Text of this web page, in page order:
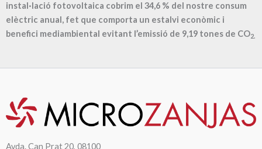
instal·lació fotovoltaica cobrim el 34,6 % del nostre consum
elèctric anual, fet que comporta un estalvi econòmic i
benefici mediambiental evitant l’emissió de 9,19 tones de CO2.
Avda. Can Prat 20, 08100